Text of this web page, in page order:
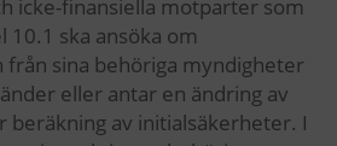
icke-finansiella motparter som
10.1 ska ansöka om
från sina behöriga myndigheter
eller antar en ändring av
beräkning av initialsäkerheter. I